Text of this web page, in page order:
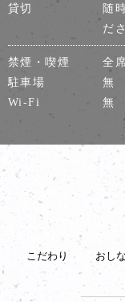
貸切
随
だ
禁煙・喫煙
全
駐車場
無
Wi-Fi
無
こだわり おし